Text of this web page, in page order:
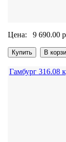
Цена: 9 690.00
Гамбург 316.08